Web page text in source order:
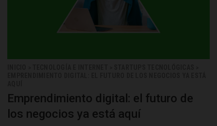
Emprendimiento digital: el futuro de
los negocios ya está aquí